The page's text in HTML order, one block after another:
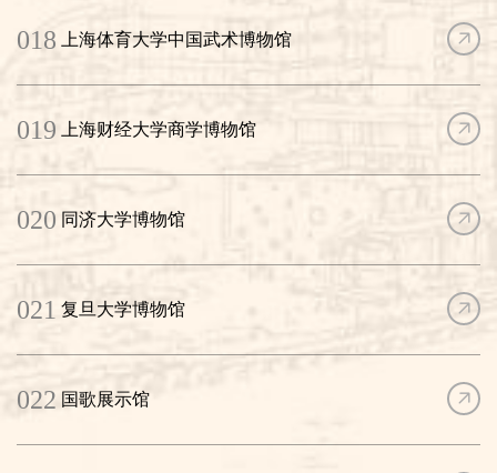
018 上海体育大学中国武术博物馆
019 上海财经大学商学博物馆
020 同济大学博物馆
021 复旦大学博物馆
022 国歌展示馆